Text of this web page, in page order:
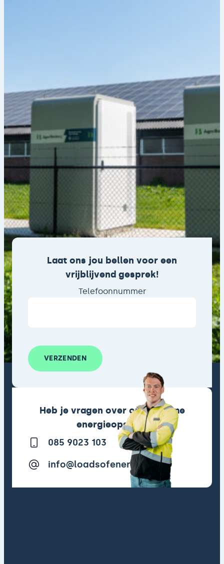
Laat ons jou bellen voor een
vrijblijvend gesprek!
Telefoonnummer
VERZENDEN
Heb je vragen over onze slimme
energieopslag?
085 9023 103
info@loadsofenergy.com